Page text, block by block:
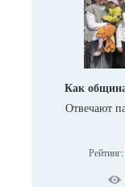
Как
Отвечают
Рейтинг: